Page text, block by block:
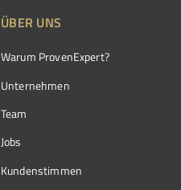
ÜBER UNS
Warum ProvenExpert?
Unternehmen
Team
Jobs
Kundenstimmen